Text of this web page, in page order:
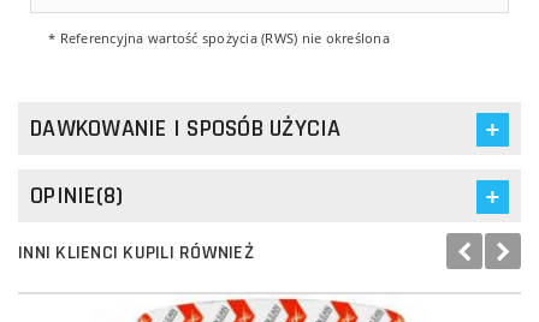
* Referencyjna wartość spożycia (RWS) nie określona
DAWKOWANIE I SPOSÓB UŻYCIA
OPINIE(8)
INNI KLIENCI KUPILI RÓWNIEŻ